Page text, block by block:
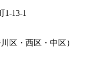
1-13-1
区・西区・中区）